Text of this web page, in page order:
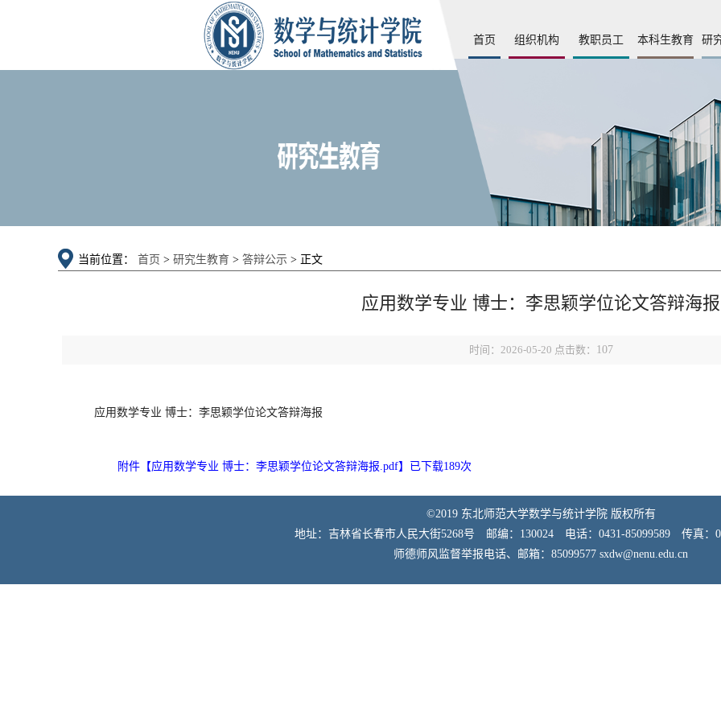
首页 组织机构 教职员工 本科生教育 研
当前位置： 首页 > 研究生教育 > 答辩公示 > 正文
应用数学专业 博士：李思颖学位论文答辩海报
时间：2026-05-20 点击数： 107
应用数学专业 博士：李思颖学位论文答辩海报
附件【应用数学专业 博士：李思颖学位论文答辩海报.pdf】已下载189次
©2019 东北师范大学数学与统计学院 版权所有
地址：吉林省长春市人民大街5268号 邮编：130024 电话：0431-85099589 传真：
师德师风监督举报电话、邮箱：85099577 sxdw@nenu.edu.cn